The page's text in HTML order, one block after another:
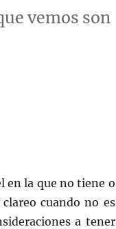
vemos son
en la que no tiene o
cuando no es
a tener